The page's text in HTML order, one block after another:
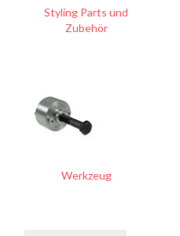
Styling Parts und
Zubehör
Werkzeug